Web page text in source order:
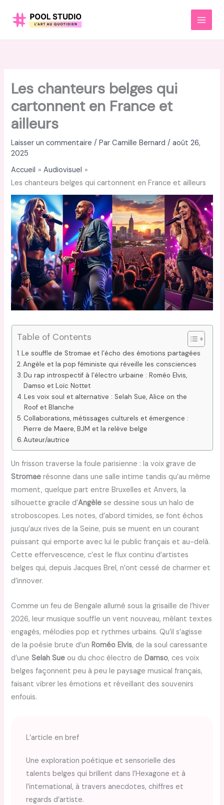
MAIN
Les chanteurs belges qui
cartonnent en France et
ailleurs
Laisser un commentaire / ParCamille Bernard/août 26,
2025
Accueil
Audiovisuel
Les chanteurs belges qui cartonnent en France et ailleurs
Table of Contents
Le souffle de Stromae et l’écho des émotions partagées
Angèle et la pop féministe qui réveille les consciences
Du rap introspectif à l’électro urbaine : Roméo Elvis,
Damso et Loïc Nottet
Les voix soul et alternative : Selah Sue, Alice on the
Roof et Blanche
Collaborations, métissages culturels et émergence :
Pierre de Maere, BJM et la relève belge
Auteur/autrice
Un frisson traverse la foule parisienne : la voix grave de
Stromae résonne dans une salle intime tandis qu’au même
moment, quelque part entre Bruxelles et Anvers, la
silhouette gracile d’Angèle se dessine sous un halo de
stroboscopes. Les notes, d’abord timides, se font échos
jusqu’aux rives de la Seine, puis se muent en un courant
puissant qui emporte avec lui le public français et au-delà.
Cette effervescence, c’est le flux continu d’artistes
belges qui, depuis Jacques Brel, n’ont cessé de charmer et
d’innover.
Comme un feu de Bengale allumé sous la grisaille de l’hiver
2026, leur musique souffle un vent nouveau, mêlant textes
engagés, mélodies pop et rythmes urbains. Qu’il s’agisse
de la poésie brute d’un Roméo Elvis, de la soul caressante
d’une Selah Sue ou du choc électro de Damso, ces voix
belges façonnent peu à peu le paysage musical français,
faisant vibrer les émotions et réveillant des souvenirs
enfouis.
L’article en bref
Une exploration poétique et sensorielle des
talents belges qui brillent dans l’Hexagone et à
l’international, à travers anecdotes, chiffres et
regards d’artiste.